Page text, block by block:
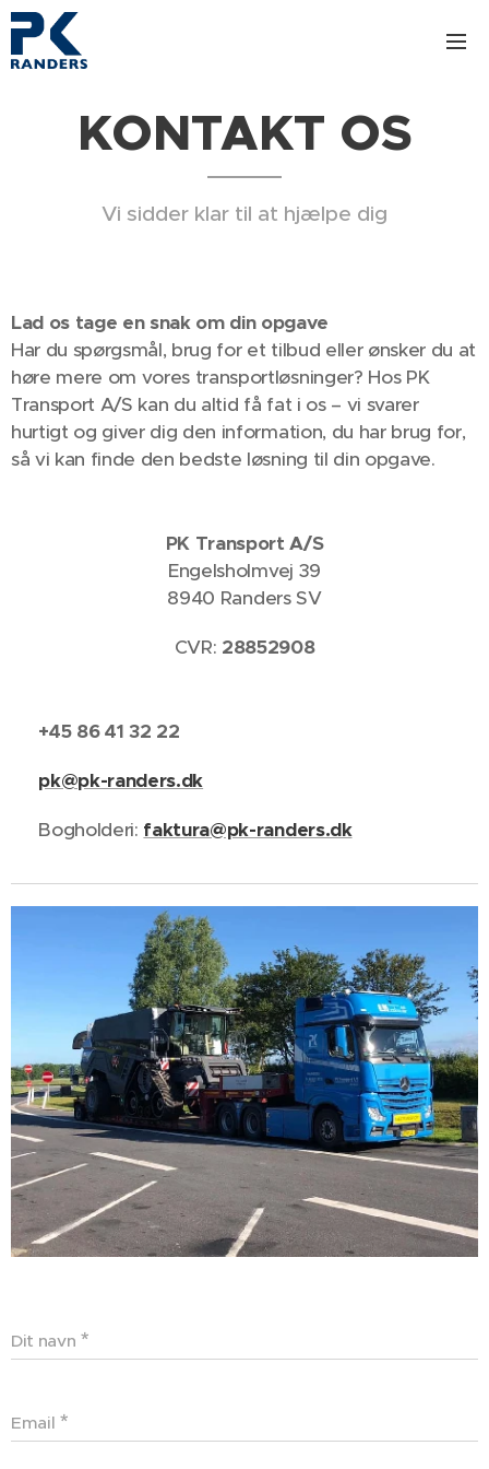
KONTAKT OS
Vi sidder klar til at hjælpe dig
Lad os tage en snak om din opgave
Har du spørgsmål, brug for et tilbud eller ønsker du at
høre mere om vores transportløsninger? Hos PK
Transport A/S kan du altid få fat i os – vi svarer
hurtigt og giver dig den information, du har brug for,
så vi kan finde den bedste løsning til din opgave.
PK Transport A/S
Engelsholmvej 39
8940 Randers SV
CVR: 28852908
+45 86 41 32 22
pk@pk-randers.dk
📧 Bogholderi: faktura@pk-randers.dk
Dit navn
Email